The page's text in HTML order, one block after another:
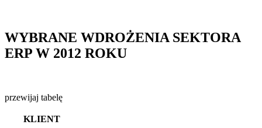
WYBRANE WDROŻENIA SEKTORA
ERP W 2012 ROKU
przewijaj tabelę
KLIENT